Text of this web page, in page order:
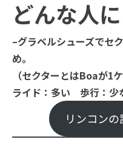
どんな人
–グラベルシューズでセ
め。
（セクターとはBoaが1
ライド：多い 歩行：少
リンコン